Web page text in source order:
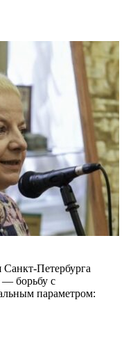
Санкт-Петербурга
— борьбу с
параметром: